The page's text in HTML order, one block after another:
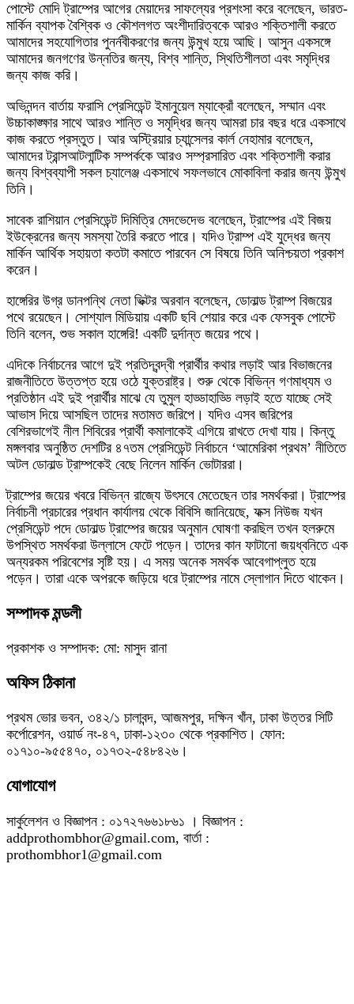
পোস্টে মোদি ট্রাম্পের আগের মেয়াদের সাফল্যের প্রশংসা করে বলেছেন, ভারত-
মার্কিন ব্যাপক বৈশ্বিক ও কৌশলগত অংশীদারিত্বকে আরও শক্তিশালী করতে
আমাদের সহযোগিতার পুনর্নবীকরণের জন্য উন্মুখ হয়ে আছি। আসুন একসঙ্গে
আমাদের জনগণের উন্নতির জন্য, বিশ্ব শান্তি, স্থিতিশীলতা এবং সমৃদ্ধির
জন্য কাজ করি।
অভিনন্দন বার্তায় ফরাসি প্রেসিডেন্ট ইমানুয়েল ম্যাক্রোঁ বলেছেন, সম্মান এবং
উচ্চাকাঙ্ক্ষার সাথে আরও শান্তি ও সমৃদ্ধির জন্য আমরা চার বছর ধরে একসাথে
কাজ করতে প্রস্তুত। আর অস্ট্রিয়ার চ্যান্সেলর কার্ল নেহামার বলেছেন,
আমাদের ট্রান্সআটলান্টিক সম্পর্ককে আরও সম্প্রসারিত এবং শক্তিশালী করার
জন্য বিশ্বব্যাপী সকল চ্যালেঞ্জ একসাথে সফলভাবে মোকাবিলা করার জন্য উন্মুখ
তিনি।
সাবেক রাশিয়ান প্রেসিডেন্ট দিমিত্রি মেদভেদেভ বলেছেন, ট্রাম্পের এই বিজয়
ইউক্রেনের জন্য সমস্যা তৈরি করতে পারে। যদিও ট্রাম্প এই যুদ্ধের জন্য
মার্কিন আর্থিক সহায়তা কতটা কমাতে পারবেন সে বিষয়ে তিনি অনিশ্চয়তা প্রকাশ
করেন।
হাঙ্গেরির উগ্র ডানপন্থি নেতা ভিক্টর অরবান বলেছেন, ডোনাল্ড ট্রাম্প বিজয়ের
পথে রয়েছেন। সোশ্যাল মিডিয়ায় একটি ছবি শেয়ার করে এক ফেসবুক পোস্টে
তিনি বলেন, শুভ সকাল হাঙ্গেরি! একটি দুর্দান্ত জয়ের পথে।
এদিকে নির্বাচনের আগে দুই প্রতিদ্বন্দ্বী প্রার্থীর কথার লড়াই আর বিভাজনের
রাজনীতিতে উত্তপ্ত হয়ে ওঠে যুক্তরাষ্ট্র। শুরু থেকে বিভিন্ন গণমাধ্যম ও
প্রতিষ্ঠান এই দুই প্রার্থীর মাঝে যে তুমুল হাড্ডাহাড্ডি লড়াই হতে যাচ্ছে সেই
আভাস দিয়ে আসছিল তাদের মতামত জরিপে। যদিও এসব জরিপের
বেশিরভাগেই নীল শিবিরের প্রার্থী কমালাকেই এগিয়ে রাখতে দেখা যায়। কিন্তু
মঙ্গলবার অনুষ্ঠিত দেশটির ৪৭তম প্রেসিডেন্ট নির্বাচনে ‘আমেরিকা প্রথম’ নীতিতে
অটল ডোনাল্ড ট্রাম্পকেই বেছে নিলেন মার্কিন ভোটাররা।
ট্রাম্পের জয়ের খবরে বিভিন্ন রাজ্যে উৎসবে মেতেছেন তার সমর্থকরা। ট্রাম্পের
নির্বাচনী প্রচারের প্রধান কার্যালয় থেকে বিবিসি জানিয়েছে, ফক্স নিউজ যখন
প্রেসিডেন্ট পদে ডোনাল্ড ট্রাম্পের জয়ের অনুমান ঘোষণা করছিল তখন হলরুমে
উপস্থিত সমর্থকরা উল্লাসে ফেটে পড়েন। তাদের কান ফাটানো জয়ধ্বনিতে এক
অন্যরকম পরিবেশের সৃষ্টি হয়। এ সময় অনেক সমর্থক আবেগাপ্লুত হয়ে
পড়েন। তারা একে অপরকে জড়িয়ে ধরে ট্রাম্পের নামে স্লোগান দিতে থাকেন।
সম্পাদক মন্ডলী
প্রকাশক ও সম্পাদক: মো: মাসুদ রানা
অফিস ঠিকানা
প্রথম ভোর ভবন, ৩৪২/১ চালাবন্দ, আজমপুর, দক্ষিন খাঁন, ঢাকা উত্তর সিটি
কর্পোরেশন, ওয়ার্ড নং-৪৭, ঢাকা-১২৩০ থেকে প্রকাশিত। ফোন:
০১৭১০-৯৫৫৪৭০, ০১৭৩২-৫৪৮৪২৬।
যোগাযোগ
সার্কুলেশন ও বিজ্ঞাপন : ০১৭২৭৬৬১৮৬১ । বিজ্ঞাপন :
addprothombhor@gmail.com, বার্তা :
prothombhor1@gmail.com